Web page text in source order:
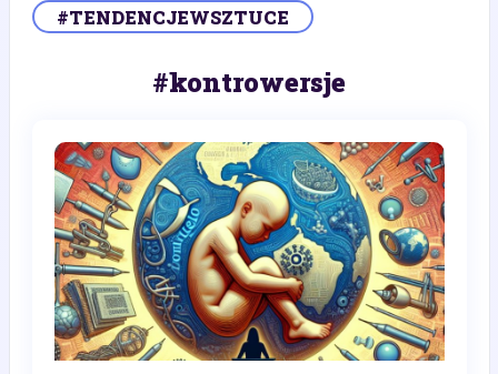
#TENDENCJEWSZTUCE
#kontrowersje